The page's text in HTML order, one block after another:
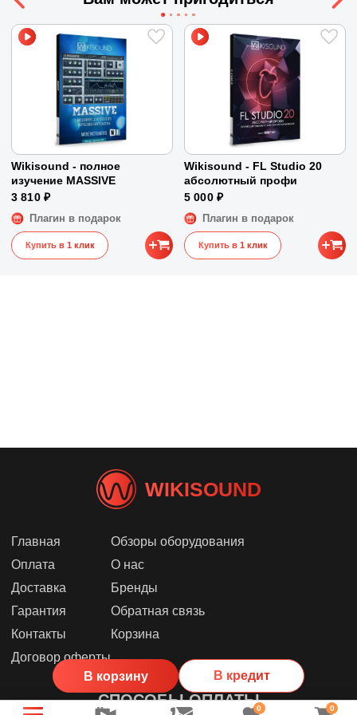
В корзину В кредит
Высококачественный ресэмплинг с
использованием технологии SoX
Усовершенствованный процесс редактирования с
регуляторами ограничения громкости и опцией
автоматического воспроизведения
Поддержка записи компакт-дисков и метаданных
для нескольких форматов
Прямой обмен файлами с Cubase и Nuendo.
ПЗУ
12 Гб
Видеокарта
С поддержкой DirectX 10
и WDDM 1.1
Минимальное разрешение экрана
1366x768
Wikisound - полное
изучение MASSIVE
3 810 ₽
Плагин в подарок
Купить в 1 клик
Wikisound - FL Studio 20
абсолютный профи
5 000 ₽
Плагин в подарок
Купить в 1 клик
WIKISOUND
Главная
Оплата
Доставка
Гарантия
Контакты
Договор оферты
Обзоры оборудования
О нас
Бренды
Обратная связь
Корзина
СПОСОБЫ ОПЛАТЫ0 0